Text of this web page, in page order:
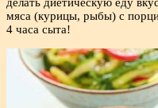
мяса (курицы, рыбы) с
4 часа сыта!